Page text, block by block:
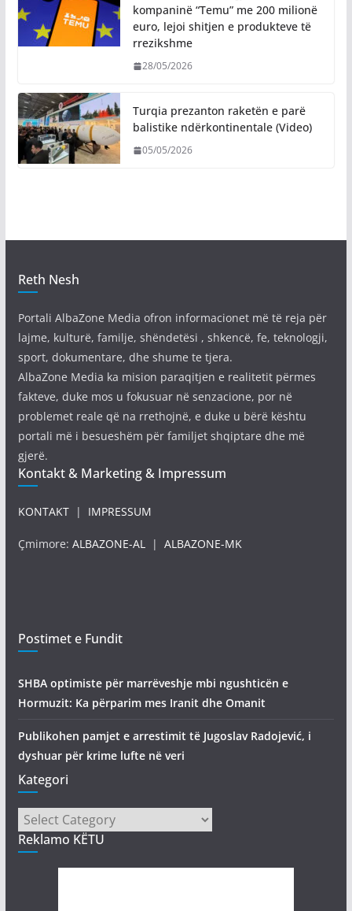
kompaninë “Temu” me 200 milionë
euro, lejoi shitjen e produkteve të
rrezikshme
28/05/2026
Turqia prezanton raketën e parë
balistike ndërkontinentale (Video)
05/05/2026
Reth Nesh
Portali AlbaZone Media ofron informacionet më të reja për
lajme, kulturë, familje, shëndetësi , shkencë, fe, teknologji,
sport, dokumentare, dhe shume te tjera.
AlbaZone Media ka mision paraqitjen e realitetit përmes
fakteve, duke mos u fokusuar në senzacione, por në
problemet reale që na rrethojnë, e duke u bërë kështu
portali më i besueshëm për familjet shqiptare dhe më
gjerë.
Kontakt & Marketing & Impressum
KONTAKT| IMPRESSUM
Çmimore: ALBAZONE-AL| ALBAZONE-MK
Postimet e Fundit
SHBA optimiste për marrëveshje mbi ngushticën e
Hormuzit: Ka përparim mes Iranit dhe Omanit
Publikohen pamjet e arrestimit të Jugoslav Radojević, i
dyshuar për krime lufte në veri
Kategori
Kategori
Reklamo KËTU